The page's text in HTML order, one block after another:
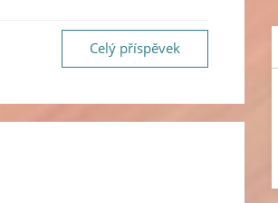
Celý příspěvek